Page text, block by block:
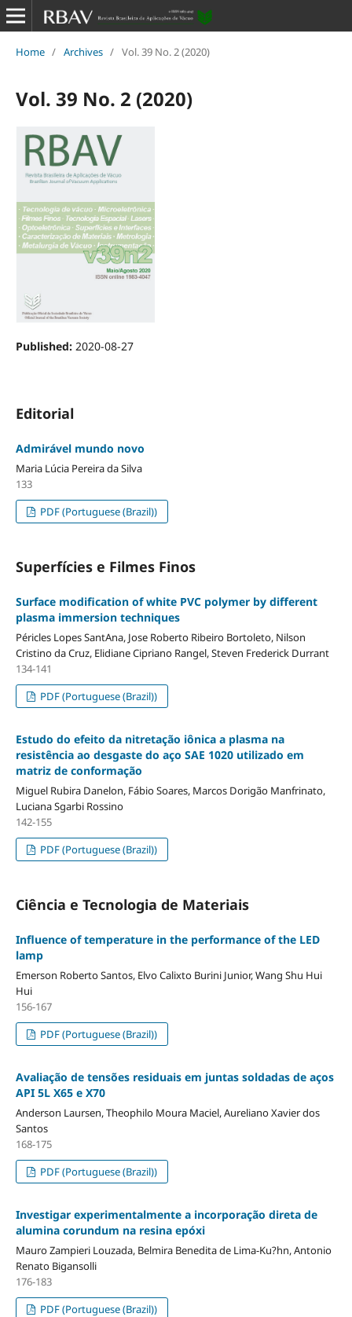
Home / Archives / Vol. 39 No. 2 (2020)
Vol. 39 No. 2 (2020)
Published: 2020-08-27
Editorial
Admirável mundo novo
Maria Lúcia Pereira da Silva
133
PDF (Portuguese (Brazil))
Superfícies e Filmes Finos
Surface modification of white PVC polymer by different
plasma immersion techniques
Péricles Lopes SantAna, Jose Roberto Ribeiro Bortoleto, Nilson
Cristino da Cruz, Elidiane Cipriano Rangel, Steven Frederick Durrant
134-141
PDF (Portuguese (Brazil))
Estudo do efeito da nitretação iônica a plasma na
resistência ao desgaste do aço SAE 1020 utilizado em
matriz de conformação
Miguel Rubira Danelon, Fábio Soares, Marcos Dorigão Manfrinato,
Luciana Sgarbi Rossino
142-155
PDF (Portuguese (Brazil))
Ciência e Tecnologia de Materiais
Influence of temperature in the performance of the LED
lamp
Emerson Roberto Santos, Elvo Calixto Burini Junior, Wang Shu Hui
Hui
156-167
PDF (Portuguese (Brazil))
Avaliação de tensões residuais em juntas soldadas de aços
API 5L X65 e X70
Anderson Laursen, Theophilo Moura Maciel, Aureliano Xavier dos
Santos
168-175
PDF (Portuguese (Brazil))
Investigar experimentalmente a incorporação direta de
alumina corundum na resina epóxi
Mauro Zampieri Louzada, Belmira Benedita de Lima-Ku?hn, Antonio
Renato Bigansolli
176-183
PDF (Portuguese (Brazil))